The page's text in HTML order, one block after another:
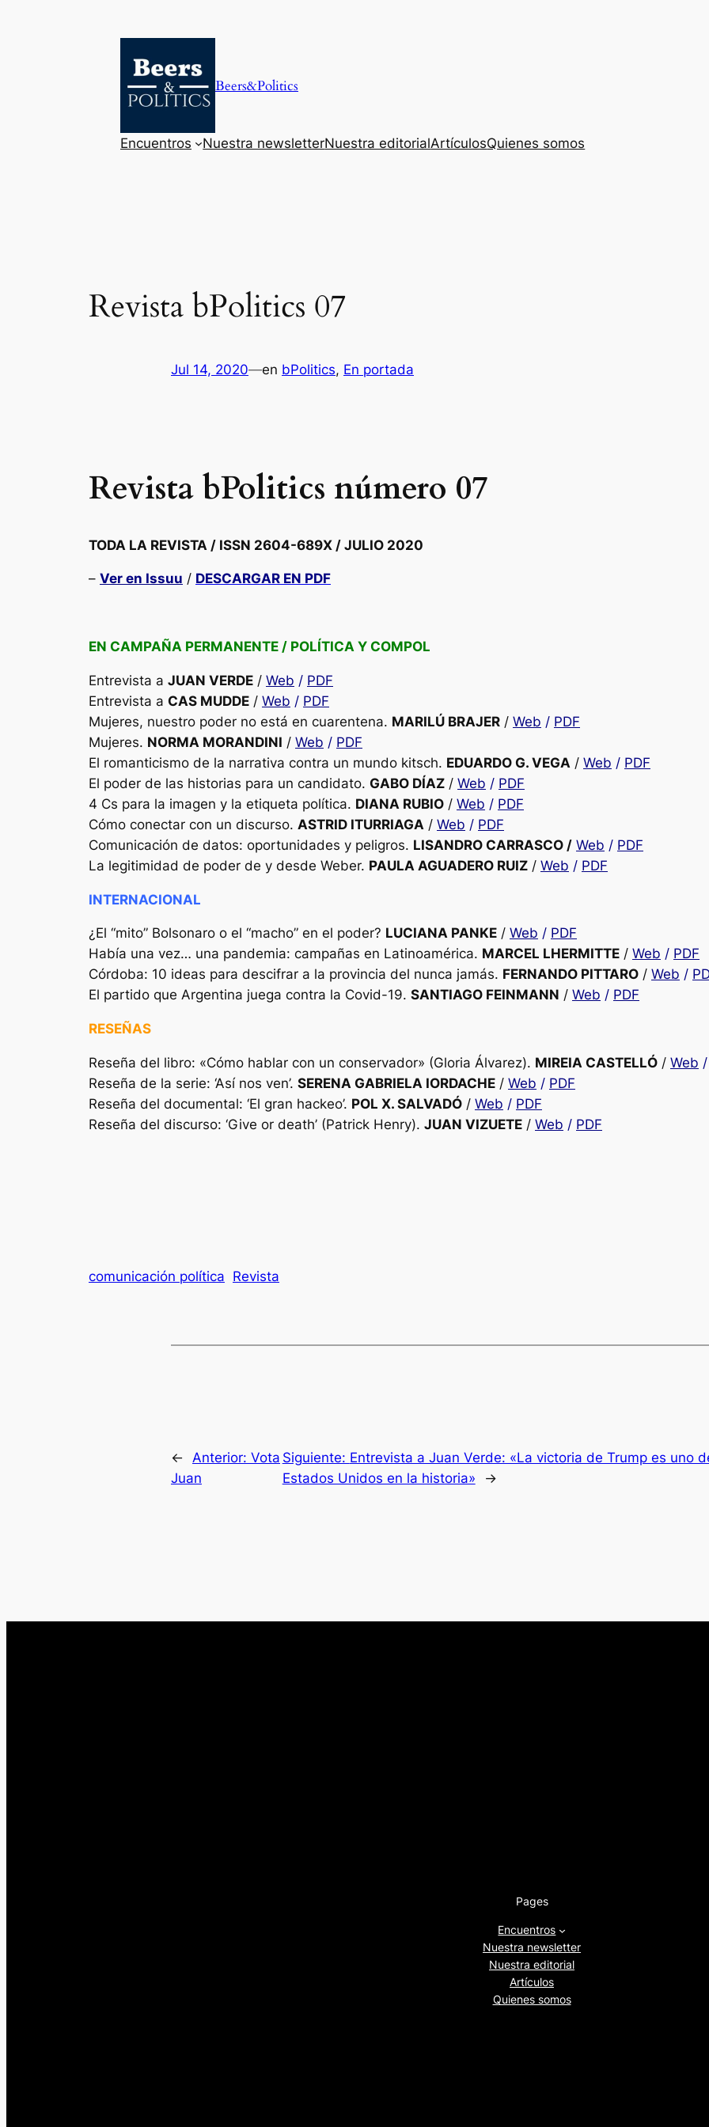
Beers&Politics
Encuentros Nuestra newsletterNuestra editorialArtículosQuienes somos
Revista bPolitics 07
Jul 14, 2020—en bPolitics, En portada
Revista bPolitics número 07
TODA LA REVISTA / ISSN 2604-689X / JULIO 2020
– Ver en Issuu / DESCARGAR EN PDF
EN CAMPAÑA PERMANENTE / POLÍTICA Y COMPOL
Entrevista a JUAN VERDE / Web / PDF
Entrevista a CAS MUDDE / Web / PDF
Mujeres, nuestro poder no está en cuarentena. MARILÚ BRAJER / Web / PDF
Mujeres. NORMA MORANDINI / Web / PDF
El romanticismo de la narrativa contra un mundo kitsch. EDUARDO G. VEGA / Web / PDF
El poder de las historias para un candidato. GABO DÍAZ / Web / PDF
4 Cs para la imagen y la etiqueta política. DIANA RUBIO / Web / PDF
Cómo conectar con un discurso. ASTRID ITURRIAGA / Web / PDF
Comunicación de datos: oportunidades y peligros. LISANDRO CARRASCO / Web / PDF
La legitimidad de poder de y desde Weber. PAULA AGUADERO RUIZ / Web / PDF
INTERNACIONAL
¿El “mito” Bolsonaro o el “macho” en el poder? LUCIANA PANKE / Web / PDF
Había una vez… una pandemia: campañas en Latinoamérica. MARCEL LHERMITTE / Web / PDF
Córdoba: 10 ideas para descifrar a la provincia del nunca jamás. FERNANDO PITTARO / Web /
El partido que Argentina juega contra la Covid-19. SANTIAGO FEINMANN / Web / PDF
RESEÑAS
Reseña del libro: «Cómo hablar con un conservador» (Gloria Álvarez). MIREIA CASTELLÓ / Web /
Reseña de la serie: ‘Así nos ven’. SERENA GABRIELA IORDACHE / Web / PDF
Reseña del documental: ‘El gran hackeo’. POL X. SALVADÓ / Web / PDF
Reseña del discurso: ‘Give or death’ (Patrick Henry). JUAN VIZUETE / Web / PDF
comunicación política Revista
← Anterior: Vota
Juan
Siguiente: Entrevista a Juan Verde: «La victoria de Trump es uno
Estados Unidos en la historia»
→
Pages
Encuentros
Nuestra newsletter
Nuestra editorial
Artículos
Quienes somos